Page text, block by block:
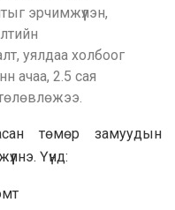
эрчимжүүлэн,
уялдаа холбоог
ачаа, 2.5 сая
төмөр замуудын
Үүнд: